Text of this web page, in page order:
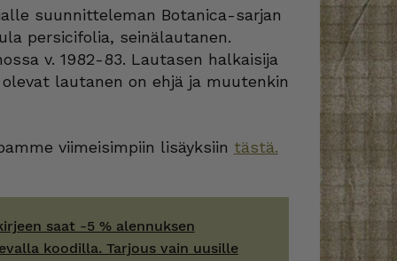
suunnitteleman Botanica-sarjan
persicifolia, seinälautanen.
v. 1982-83. Lautasen halkaisija
olevat lautanen on ehjä ja muutenkin
viimeisimpiin lisäyksiin tästä.
saat -5 % alennuksen
koodilla. Tarjous vain uusille